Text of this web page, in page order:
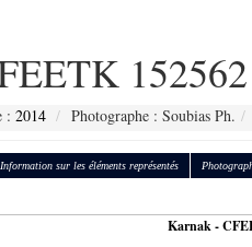
152562
: 2014 Photographe : Soubias Ph.
Information sur les éléments représentés